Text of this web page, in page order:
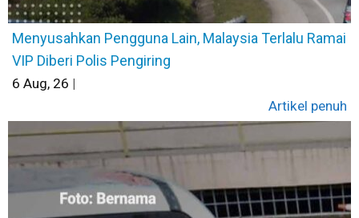
Menyusahkan Pengguna Lain, Malaysia Terlalu Ramai
VIP Diberi Polis Pengiring
6 Aug, 26 |
Artikel penuh